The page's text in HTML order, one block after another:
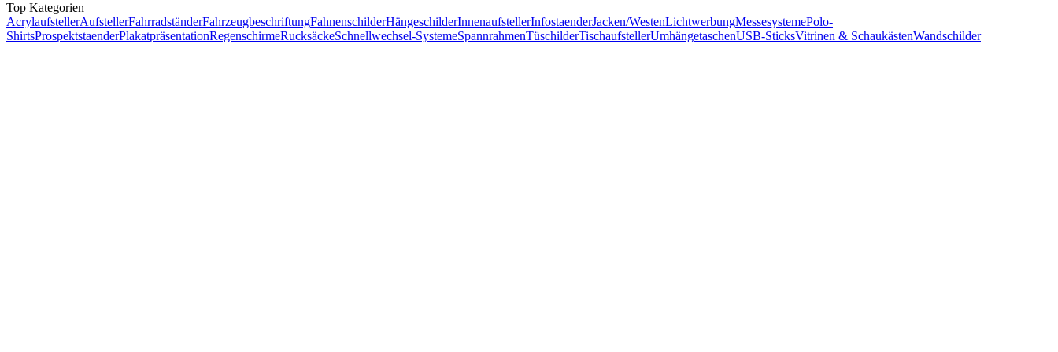
Top Kategorien
AcrylaufstellerAufstellerFahrradständerFahrzeugbeschriftungFahnenschilderHängeschilderInnenaufstellerInfostaenderJacken/WestenLichtwerbungMessesystemePolo-
ShirtsProspektstaenderPlakatpräsentationRegenschirmeRucksäckeSchnellwechsel-SystemeSpannrahmenTüschilderTischaufstellerUmhängetaschenUSB-SticksVitrinen & SchaukästenWandschilder